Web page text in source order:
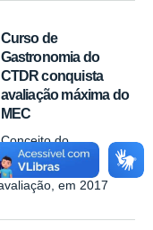
Curso de
Gastronomia do
CTDR conquista
avaliação máxima do
MEC
Conceito do
para 5, em
em 2017